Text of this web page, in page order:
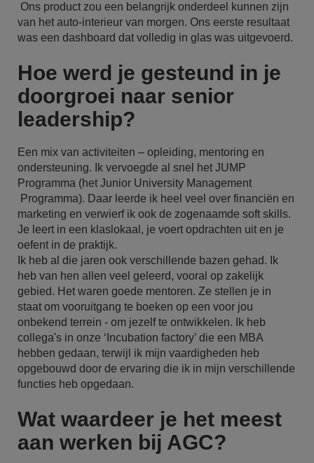
Ons product zou een belangrijk onderdeel kunnen zijn
van het auto-interieur van morgen. Ons eerste resultaat
was een dashboard dat volledig in glas was uitgevoerd.
Hoe werd je gesteund in je
doorgroei naar senior
leadership?
Een mix van activiteiten – opleiding, mentoring en
ondersteuning. Ik vervoegde al snel het JUMP
Programma (het Junior University Management
Programma). Daar leerde ik heel veel over financiën en
marketing en verwierf ik ook de zogenaamde soft skills.
Je leert in een klaslokaal, je voert opdrachten uit en je
oefent in de praktijk.
Ik heb al die jaren ook verschillende bazen gehad. Ik
heb van hen allen veel geleerd, vooral op zakelijk
gebied. Het waren goede mentoren. Ze stellen je in
staat om vooruitgang te boeken op een voor jou
onbekend terrein - om jezelf te ontwikkelen. Ik heb
collega's in onze ‘Incubation factory’ die een MBA
hebben gedaan, terwijl ik mijn vaardigheden heb
opgebouwd door de ervaring die ik in mijn verschillende
functies heb opgedaan.
Wat waardeer je het meest
aan werken bij AGC?